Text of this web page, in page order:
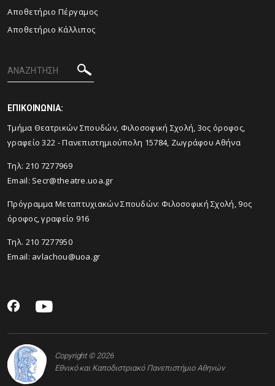
Aποθετήριο Πέργαμος
Αποθετήριο Κάλλιπος
ΕΠΙΚΟΙΝΩΝΙΑ:
Tμήμα Θεατρικών Σπουδών, Φιλοσοφική Σχολή, 3ος όροφος,
γραφείο 322 - Πανεπιστημιούπολη 15784, Ζωγράφου Αθήνα
Τηλ: 210 7277969
Email: Secr@theatre.uoa.gr
Πρόγραμμα Μεταπτυχιακών Σπουδών: Φιλοσοφική Σχολή, 9ος
όροφος, γραφείο 916
Τηλ. 210 7277950
Email: avlachou@uoa.gr
Copyright © 2026
Εθνικό και Καποδιστριακό Πανεπιστήμιο Αθηνών